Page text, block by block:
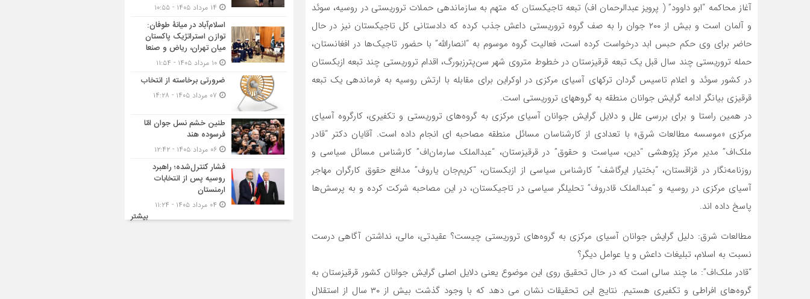
آغاز محاکمه “ابو داوود” ( پرویز عبدالرحمان اف) تبعه تاجیکستان که متهم به سازماندهی حملات تروریستی در روسیه، سوئد
و آلمان است و بیش از ۲۰۰ جوان را به صف گروه تروریستی داعش جذب کرده که دادستانی کل تاجیکستان نیز در حال
حاضر برای وی حکم حبس ابد درخواست کرده است، فعالیت گروه موسوم به “انصارالله” با حضور تاجیک‌ها در افغانستان،
حمله تروریستی چند سال قبل یک تبعه قرقیزستان در خطوط متروی شهر سن‌پترزبورگ، اقدام تروریستی چند تبعه ازبکستان
در کشور سوئد و اعلام تاسیس گردان ترکهای آسیای مرکزی در اوکراین برای مقابله با ارتش روسیه به فرماندهی یک تبعه
قرقیزی بیانگر ادامه گرایش جوانان منطقه به گروههای تروریستی است.
در همین راستا و برای بررسی علل و دلایل گرایش جوانان آسیای مرکزی به گروه‌های تروریستی و تکفیری، کارگروه آسیای
مرکزی «موسسه مطالعات شرق» با تعدادی از کارشناسان مسائل منطقه مصاحبه ای انجام داده است. آقایان دکتر “قادر
ملک‌اف” مدیر مرکز پژوهشی “دین، سیاست و حقوق” در قرقیزستان، “عبدالملک سارمان‌اف” کارشناس مسائل سیاسی و
روزنامه‌نگار در قزاقستان، “بختیار ایرگاشف” کارشناس سیاسی از ازبکستان، “کریم‌جان یاروف” مدافع حقوق کارگران مهاجر
آسیای مرکزی در روسیه و “عبدالملک قادروف” تحلیلگر سیاسی در تاجیکستان، در این مصاحبه شرکت کرده و به پرسش‌ها
پاسخ داده اند.
مطالعات شرق: دلیل گرایش جوانان آسیای مرکزی به گروه‌های تروریستی چیست؟ عقیدتی، مالی، نداشتن آگاهی درست
نسبت به اسلام، تبلیغات داعش و یا عوامل دیگر؟
“قادر ملک‌اف”: ما چند سالی است که در حال تحقیق روی این موضوع یعنی دلایل اصلی گرایش جوانان کشور قرقیزستان به
گروه‌های افراطی و تکفیری هستیم. نتایج این تحقیقات نشان می دهد که با وجود گذشت بیش از ۳۰ سال از استقلال
اسلام‌آباد در میانۀ طوفان:
توازن استراتژیک پاکستان
میان تهران، ریاض و صنعا
ضرورتی برخاسته از انتخاب
طنین خشم نسل جوان امّا
فرسوده هند
فشار کنترل‌شده؛ راهبرد
روسیه پس از انتخابات
ارمنستان
بیشتر